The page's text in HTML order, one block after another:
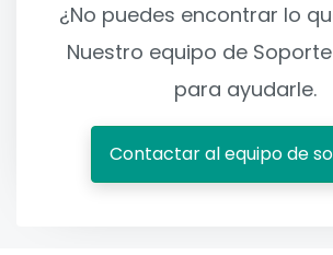
¿No puedes encontrar lo
Nuestro equipo de
para ayudarle.
Contactar al equipo de